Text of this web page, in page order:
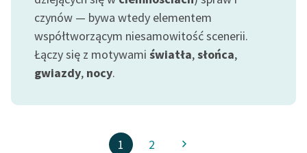
czynów — bywa wtedy elementem
współtworzącym niesamowitość scenerii.
Łączy się z motywami światła,słońca,
gwiazdy, nocy.
1 2